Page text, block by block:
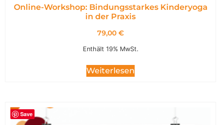
Online-Workshop: Bindungsstarkes Kinderyoga
in der Praxis
79,00 €
Enthält 19% MwSt.
Weiterlesen
Save